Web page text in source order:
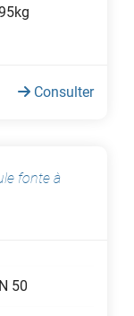
Consulter
fonte à
50